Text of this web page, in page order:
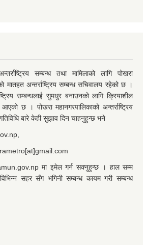
सम्बन्ध तथा मामिलाको लागि पोखरा
मातहत अन्तर्राष्ट्रिय सम्बन्ध सचिवालय रहेको छ ।
सम्बन्धलाई सुमधुर बनाउनको लागि क्रियाशील
छ । पोखरा महानगरपालिकाको अन्तर्राष्ट्रिय
बारे केही सुझाव दिन चाहनुहुन्छ भने
मा इमेल गर्न सक्नुहुन्छ । हाल सम्म
विभिन्न सहर सँग भगिनी सम्बन्ध कायम गरी सम्बन्ध